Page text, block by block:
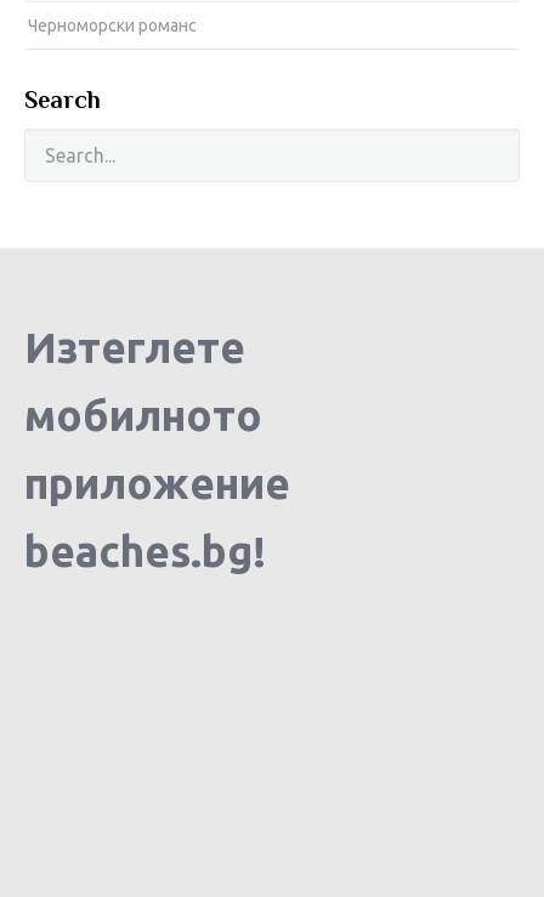
Черноморски романс
Search
Изтеглете
мобилното
приложение
beaches.bg!